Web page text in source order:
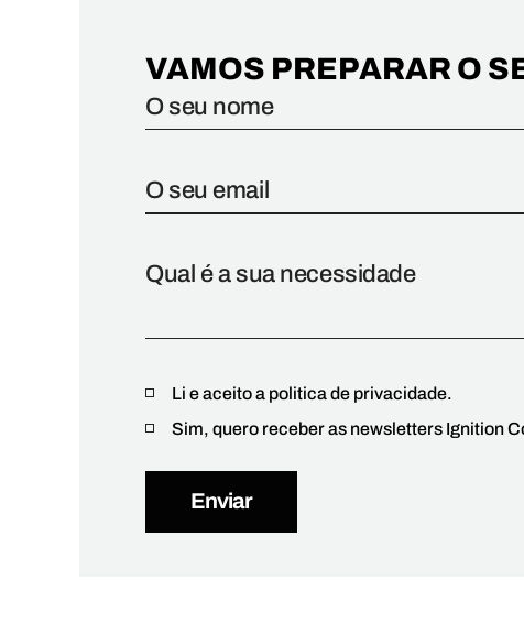
VAMOS PREPARAR O
Li e aceito a politica de privacidade.
Sim, quero receber as newsletters Ignition